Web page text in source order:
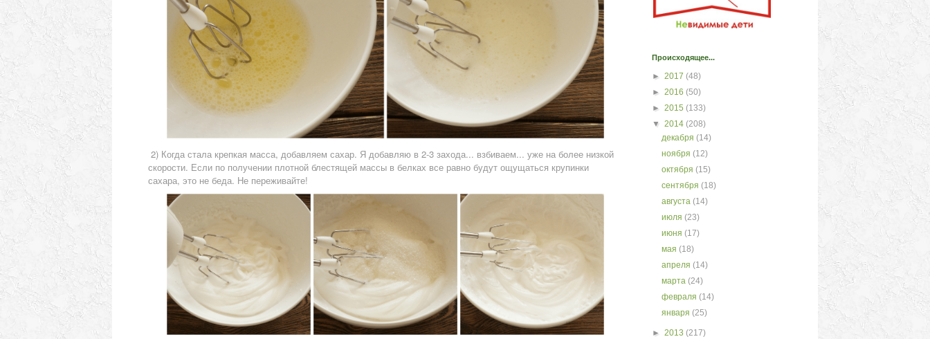
2) Когда стала крепкая масса, добавляем сахар. Я добавляю в 2-3 захода... взбиваем... уже на более низкой
скорости. Если по получении плотной блестящей массы в белках все равно будут ощущаться крупинки
сахара, это не беда. Не переживайте!
Происходящее...
► 2017 (48)
► 2016 (50)
► 2015 (133)
▼ 2014 (208)
декабря(14)
ноября(12)
октября(15)
сентября(18)
августа(14)
июля(23)
июня(17)
мая(18)
апреля(14)
марта(24)
февраля(14)
января(25)
► 2013 (217)